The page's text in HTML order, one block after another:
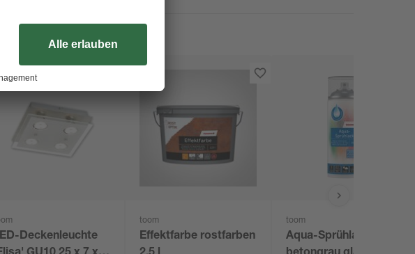
Deckenleuchte
toom
Effektfarbe rostfarben
toom
Aqua-Sprühlack